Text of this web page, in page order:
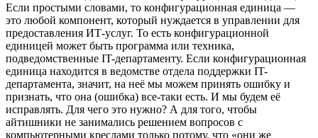
Если простыми словами, то конфигурационная единица —
это любой компонент, который нуждается в управлении для
предоставления ИТ-услуг. То есть конфигурационной
единицей может быть программа или техника,
подведомственные IT-департаменту. Если конфигурационная
единица находится в ведомстве отдела поддержки IT-
департамента, значит, на неё мы можем принять ошибку и
признать, что она (ошибка) все-таки есть. И мы будем её
исправлять. Для чего это нужно? А для того, чтобы
айтишники не занимались решением вопросов с
компьютерными креслами только потому, что «они же